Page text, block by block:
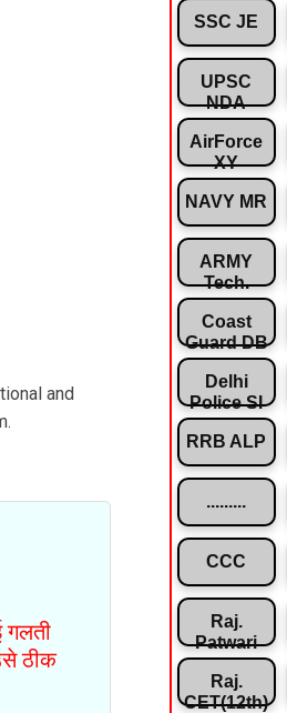
and
गलती
ठीक
SSC JE
UPSC
NDA
AirForce
XY
NAVY MR
ARMY
Tech.
Coast
Guard DB
Delhi
Police SI
RRB ALP
.........
CCC
Raj.
Patwari
Raj.
CET(12th)